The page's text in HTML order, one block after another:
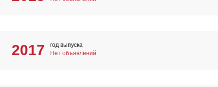
2017
год выпуска
Нет объявлений